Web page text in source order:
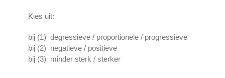
Kies uit:
bij (1) degressieve / proportionele / progressieve
bij (2) negatieve / positieve
bij (3) minder sterk / sterker